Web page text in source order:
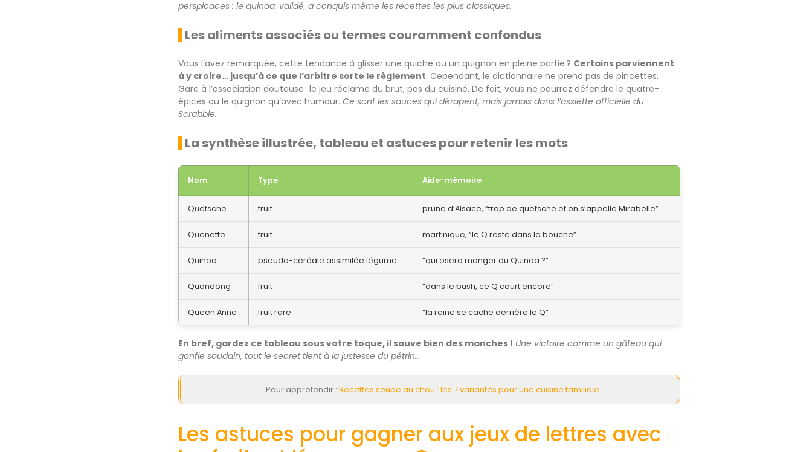
perspicaces : le quinoa, validé, a conquis même les recettes les plus classiques.
Les aliments associés ou termes couramment confondus
Vous l’avez remarquée, cette tendance à glisser une quiche ou un quignon en pleine partie ? Certains parviennent
à y croire… jusqu’à ce que l’arbitre sorte le règlement. Cependant, le dictionnaire ne prend pas de pincettes.
Gare à l’association douteuse : le jeu réclame du brut, pas du cuisiné. De fait, vous ne pourrez défendre le quatre-
épices ou le quignon qu’avec humour. Ce sont les sauces qui dérapent, mais jamais dans l’assiette officielle du
Scrabble.
La synthèse illustrée, tableau et astuces pour retenir les mots
Nom Type Aide-mémoire
Quetsche fruit prune d’Alsace, “trop de quetsche et on s’appelle Mirabelle”
Quenette fruit martinique, “le Q reste dans la bouche”
Quinoa pseudo-céréale assimilée légume “qui osera manger du Quinoa ?”
Quandong fruit “dans le bush, ce Q court encore”
Queen Anne fruit rare “la reine se cache derrière le Q”
En bref, gardez ce tableau sous votre toque, il sauve bien des manches ! Une victoire comme un gâteau qui
gonfle soudain, tout le secret tient à la justesse du pétrin…
Pour approfondir : Recettes soupe au chou : les 7 variantes pour une cuisine familiale
Les astuces pour gagner aux jeux de lettres avec